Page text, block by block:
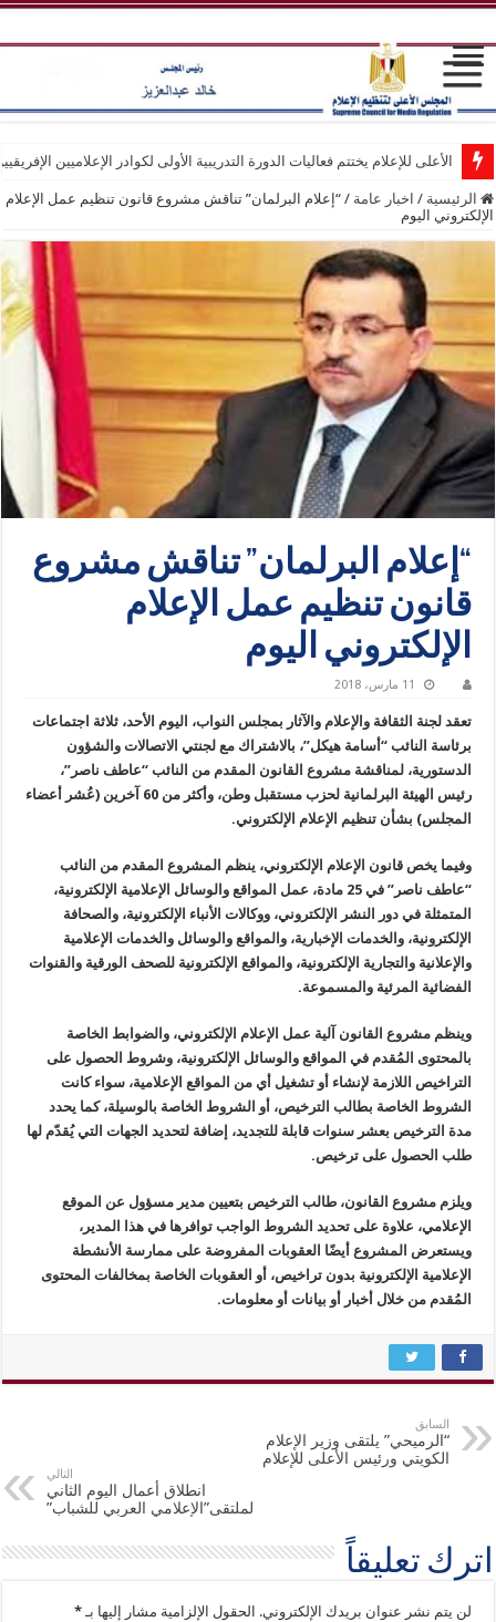
الأعلى للإعلام يختتم فعاليات الدورة التدريبية الأولى لكوادر الإعلاميين
الرئيسية / اخبار عامة / “إعلام البرلمان” تناقش مشروع قانون تنظيم عمل الإعلام
الإلكتروني اليوم
“إعلام البرلمان” تناقش مشروع
قانون تنظيم عمل الإعلام
الإلكتروني اليوم
11 مارس، 2018
تعقد لجنة الثقافة والإعلام والآثار بمجلس النواب، اليوم الأحد، ثلاثة اجتماعات
برئاسة النائب “أسامة هيكل”، بالاشتراك مع لجنتي الاتصالات والشؤون
الدستورية، لمناقشة مشروع القانون المقدم من النائب “عاطف ناصر”،
رئيس الهيئة البرلمانية لحزب مستقبل وطن، وأكثر من 60 آخرين (عُشر أعضاء
المجلس) بشأن تنظيم الإعلام الإلكتروني.
وفيما يخص قانون الإعلام الإلكتروني، ينظم المشروع المقدم من النائب
“عاطف ناصر” في 25 مادة، عمل المواقع والوسائل الإعلامية الإلكترونية،
المتمثلة في دور النشر الإلكتروني، ووكالات الأنباء الإلكترونية، والصحافة
الإلكترونية، والخدمات الإخبارية، والمواقع والوسائل والخدمات الإعلامية
والإعلانية والتجارية الإلكترونية، والمواقع الإلكترونية للصحف الورقية والقنوات
الفضائية المرئية والمسموعة.
وينظم مشروع القانون آلية عمل الإعلام الإلكتروني، والضوابط الخاصة
بالمحتوى المُقدم في المواقع والوسائل الإلكترونية، وشروط الحصول على
التراخيص اللازمة لإنشاء أو تشغيل أي من المواقع الإعلامية، سواء كانت
الشروط الخاصة بطالب الترخيص، أو الشروط الخاصة بالوسيلة، كما يحدد
مدة الترخيص بعشر سنوات قابلة للتجديد، إضافة لتحديد الجهات التي يُقدّم لها
طلب الحصول على ترخيص.
ويلزم مشروع القانون، طالب الترخيص بتعيين مدير مسؤول عن الموقع
الإعلامي، علاوة على تحديد الشروط الواجب توافرها في هذا المدير،
ويستعرض المشروع أيضًا العقوبات المفروضة على ممارسة الأنشطة
الإعلامية الإلكترونية بدون تراخيص، أو العقوبات الخاصة بمخالفات المحتوى
المُقدم من خلال أخبار أو بيانات أو معلومات.
السابق
“الرميحي” يلتقى وزير الإعلام
الكويتي ورئيس الأعلى للإعلام
التالي
انطلاق أعمال اليوم الثاني
لملتقى”الإعلامي العربي للشباب”
اترك تعليقاً
لن يتم نشر عنوان بريدك الإلكتروني. الحقول الإلزامية مشار إليها بـ*